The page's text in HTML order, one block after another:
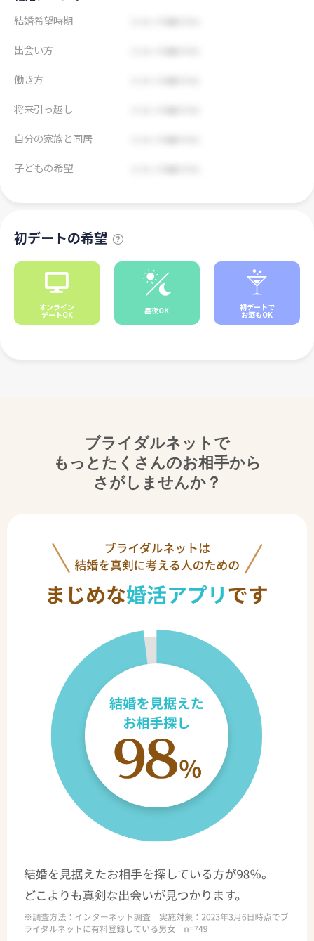
結婚希望時期
出会い方
働き方
将来引っ越し
自分の家族と同居
子どもの希望
初デートの希望
オンライン
デートOK 昼夜OK 初デートで
お酒もOK
ブライダルネットで
もっとたくさんのお相手から
さがしませんか？